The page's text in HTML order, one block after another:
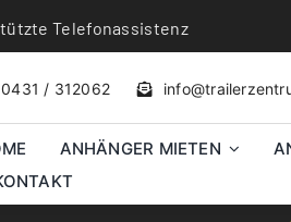
Telefonassistenz
0431 / 312062
ANHÄNGER MIETEN